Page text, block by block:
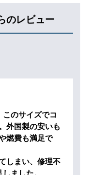
のレビュー
のサイズでコ
外国製の安いも
燃費も満足で
しまい、修理不